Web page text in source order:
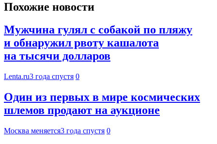
Похожие новости
Мужчина гулял с собакой по пляжу
и обнаружил рвоту кашалота
на тысячи долларов
Lenta.ru3 года спустя 0
Один из первых в мире космических
шлемов продают на аукционе
Москва меняется3 года спустя 0